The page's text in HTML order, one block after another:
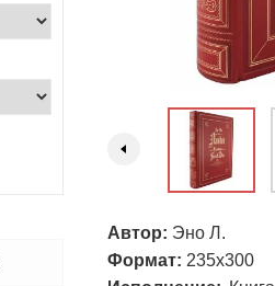
Автор: Эно Л.
Формат: 235х300